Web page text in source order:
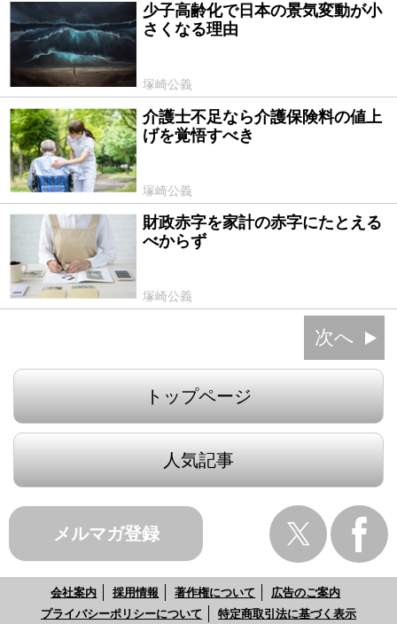
2019/10/21
少子高齢化で日本の景気変動が小
さくなる理由
塚崎公義
2019/10/15
介護士不足なら介護保険料の値上
げを覚悟すべき
塚崎公義
2019/10/07
財政赤字を家計の赤字にたとえる
べからず
塚崎公義
次へ
トップページ
人気記事
メルマガ登録
会社案内 採用情報 著作権について
広告のご案内
プライバシーポリシーについて
特定商取引法に基づく表示